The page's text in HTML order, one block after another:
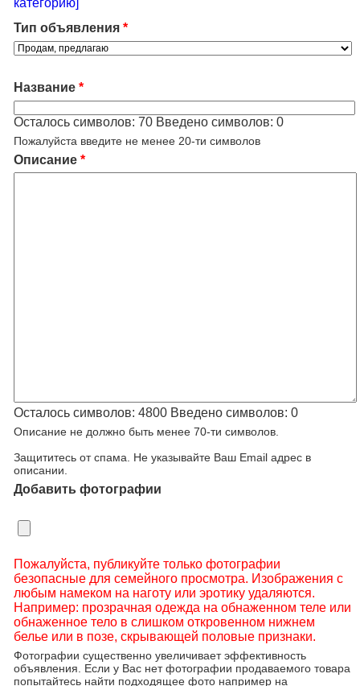
категорию]
Тип объявления *
Название *
Осталось символов: 70 Введено символов: 0
Пожалуйста введите не менее 20-ти символов
Описание *
Осталось символов: 4800 Введено символов: 0
Описание не должно быть менее 70-ти символов.
Защититесь от спама. Не указывайте Ваш Email адрес в
описании.
Добавить фотографии
Пожалуйста, публикуйте только фотографии
безопасные для семейного просмотра. Изображения с
любым намеком на наготу или эротику удаляются.
Например: прозрачная одежда на обнаженном теле или
обнаженное тело в слишком откровенном нижнем
белье или в позе, скрывающей половые признаки.
Фотографии существенно увеличивает эффективность
объявления. Если у Вас нет фотографии продаваемого товара
попытайтесь найти подходящее фото например на